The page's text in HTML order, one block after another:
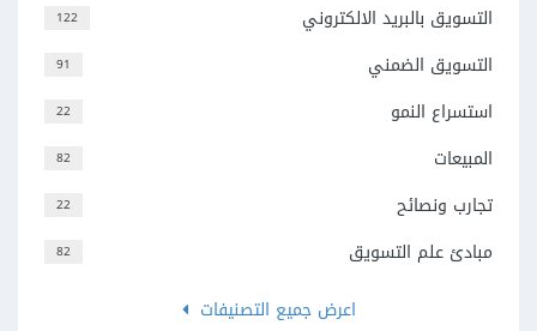
122 التسويق بالبريد الالكتروني
91 التسويق الضمني
22 استسراع النمو
82 المبيعات
22 تجارب ونصائح
82
مبادئ علم التسويق
اعرض جميع التصنيفات